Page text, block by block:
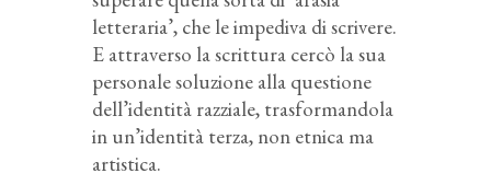
letteraria’, che le impediva di scrivere.
E attraverso la scrittura cercò la sua
personale soluzione alla questione
dell’identità razziale, trasformandola
in un’identità terza, non etnica ma
artistica.